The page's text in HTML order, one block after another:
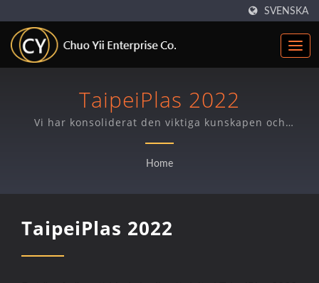
SVENSKA
TaipeiPlas 2022
Vi har konsoliderat den viktiga kunskapen och
teknikerna för blåst film som gör att vi kan lösa de
flesta kundproblem från varje blåst film-fråga.
Home
TaipeiPlas 2022